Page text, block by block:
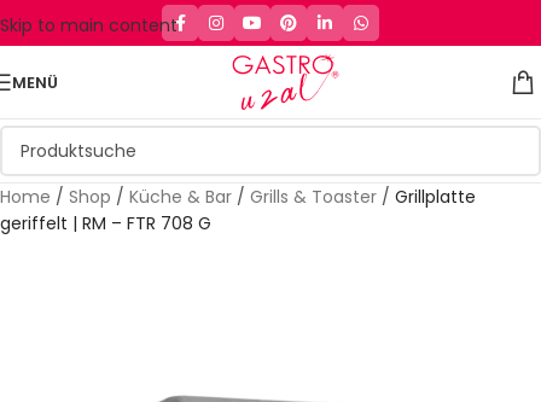
Skip to main content
MENÜ
Home / Shop / Küche & Bar / Grills & Toaster / Grillplatte
geriffelt | RM – FTR 708 G